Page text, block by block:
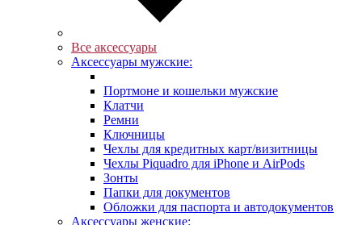
Все аксессуары
Аксессуары мужские:
Портмоне и кошельки мужские
Клатчи
Ремни
Ключницы
Чехлы для кредитных карт/визитницы
Чехлы Piquadro для iPhone и AirPods
Зонты
Папки для документов
Обложки для паспорта и автодокументов
Аксессуары женские: